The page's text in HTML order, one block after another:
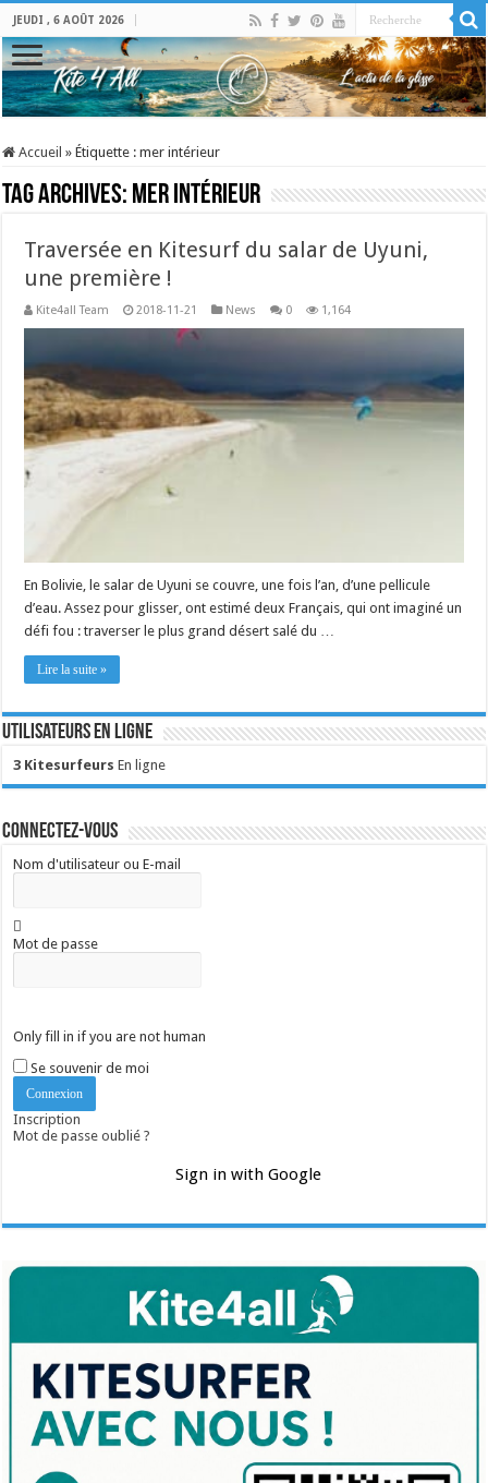
JEUDI , 6 AOÛT 2026
Accueil » Étiquette :mer intérieur
Tag Archives: mer intérieur
Traversée en Kitesurf du salar de Uyuni,
une première !
Kite4all Team 2018-11-21 News 0 1,164
En Bolivie, le salar de Uyuni se couvre, une fois l’an, d’une pellicule
d’eau. Assez pour glisser, ont estimé deux Français, qui ont imaginé un
défi fou : traverser le plus grand désert salé du …
Lire la suite »
Utilisateurs en ligne
3 Kitesurfeurs En ligne
Connectez-vous
Nom d'utilisateur ou E-mail
Mot de passe
Only fill in if you are not human
Se souvenir de moi
Inscription
Mot de passe oublié ?
Sign in with Google